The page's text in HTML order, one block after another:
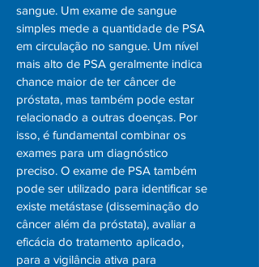
sangue. Um exame de sangue
simples mede a quantidade de PSA
em circulação no sangue. Um nível
mais alto de PSA geralmente indica
chance maior de ter câncer de
próstata, mas também pode estar
relacionado a outras doenças. Por
isso, é fundamental combinar os
exames para um diagnóstico
preciso. O exame de PSA também
pode ser utilizado para identificar se
existe metástase (disseminação do
câncer além da próstata), avaliar a
eficácia do tratamento aplicado,
para a vigilância ativa para